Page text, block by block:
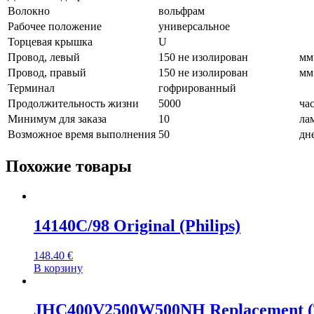
Волокно
вольфрам
Рабочее положение
универсальное
Торцевая крышка
U
Провод, левый
150 не изолирован
мм
Провод, правый
150 не изолирован
мм
Терминал
гофрированный
Продолжительность жизни
5000
Минимум для заказа
10
Возможное время выполнения 50
Похожие товары
14140C/98 Original (Philips)
148.40 €
В корзину
JHC400V2500W500NH Replacement